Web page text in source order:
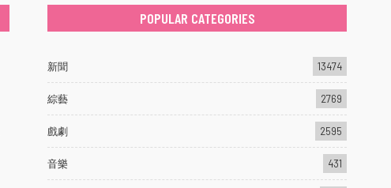
POPULAR CATEGORIES
新聞 13474
綜藝 2769
戲劇 2595
音樂 431